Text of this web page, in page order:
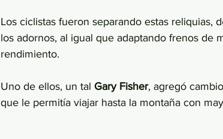
Los ciclistas fueron separando estas reliquias,
los adornos, al igual que adaptando frenos de
rendimiento.
Uno de ellos, un tal Gary Fisher, agregó
que le permitía viajar hasta la montaña con